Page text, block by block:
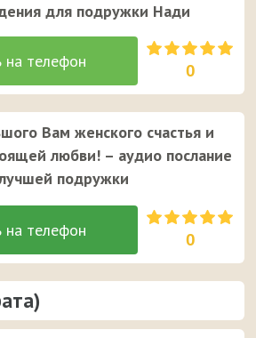
для подружки Нади
0
Вам женского счастья и
любви! – аудио послание
подружки
0